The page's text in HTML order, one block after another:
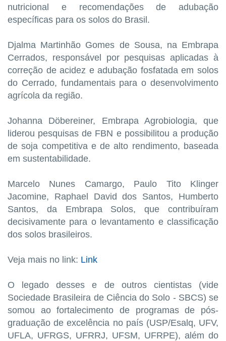
nutricional e recomendações de adubação
específicas para os solos do Brasil.
Djalma Martinhão Gomes de Sousa, na Embrapa
Cerrados, responsável por pesquisas aplicadas à
correção de acidez e adubação fosfatada em solos
do Cerrado, fundamentais para o desenvolvimento
agrícola da região.
Johanna Döbereiner, Embrapa Agrobiologia, que
liderou pesquisas de FBN e possibilitou a produção
de soja competitiva e de alto rendimento, baseada
em sustentabilidade.
Marcelo Nunes Camargo, Paulo Tito Klinger
Jacomine, Raphael David dos Santos, Humberto
Santos, da Embrapa Solos, que contribuíram
decisivamente para o levantamento e classificação
dos solos brasileiros.
Veja mais no link: Link
O legado desses e de outros cientistas (vide
Sociedade Brasileira de Ciência do Solo - SBCS) se
somou ao fortalecimento de programas de pós-
graduação de excelência no país (USP/Esalq, UFV,
UFLA, UFRGS, UFRRJ, UFSM, UFRPE), além do